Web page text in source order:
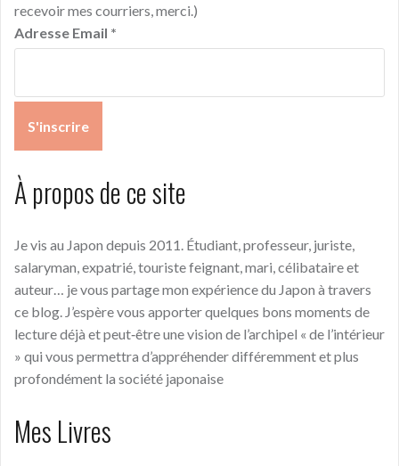
recevoir mes courriers, merci.)
Adresse Email *
À propos de ce site
Je vis au Japon depuis 2011. Étudiant, professeur, juriste,
salaryman, expatrié, touriste feignant, mari, célibataire et
auteur… je vous partage mon expérience du Japon à travers
ce blog. J’espère vous apporter quelques bons moments de
lecture déjà et peut‑être une vision de l’archipel « de l’intérieur
» qui vous permettra d’appréhender différemment et plus
profondément la société japonaise
Mes Livres